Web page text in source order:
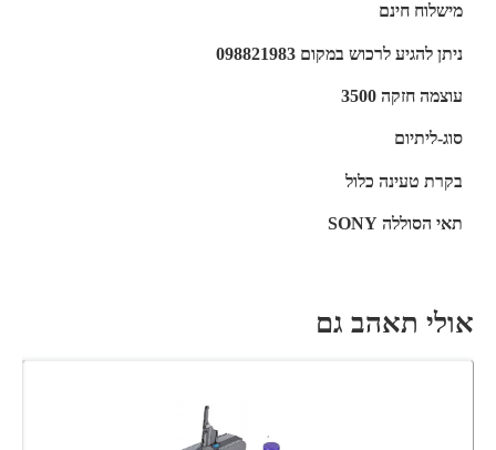
מישלוח חינם
ניתן להגיע לרכוש במקום 098821983
עוצמה חזקה 3500
סוג-ליתיום
בקרת טעינה כלול
תאי הסוללה SONY
אולי תאהב גם